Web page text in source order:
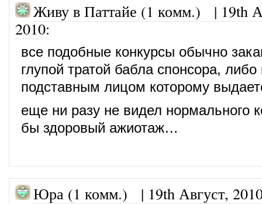
Живу в Паттайе (1 комм.) | 19th
2010:
все подобные конкурсы обычно
глупой тратой бабла спонсора, либо
подставным лицом которому
еще ни разу не видел нормального
бы здоровый ажиотаж…
Юра (1 комм.) | 19th Август,